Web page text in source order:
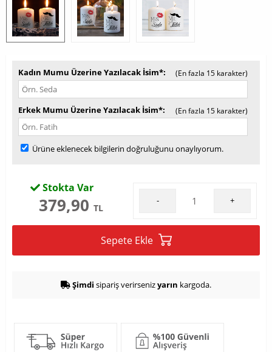
Kadın Mumu Üzerine Yazılacak İsim* (En fazla 15 karakter)
Erkek Mumu Üzerine Yazılacak İsim* (En fazla 15 karakter)
Ürüne eklenecek bilgilerin doğruluğunu onaylıyorum.
Stokta Var
379,90 TL
- +
Sepete Ekle
Şimdi sipariş verirsenizyarın kargoda.